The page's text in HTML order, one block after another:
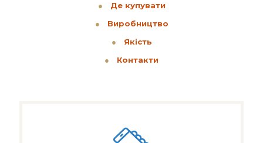
●
Де купувати
●
Виробництво
●
Якість
●
Контакти